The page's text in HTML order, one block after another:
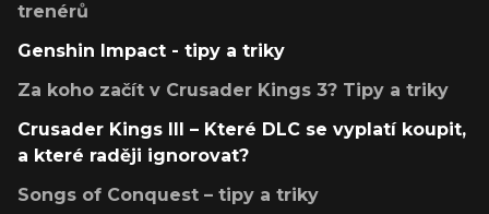
trenérů
Genshin Impact - tipy a triky
Za koho začít v Crusader Kings 3? Tipy a triky
Crusader Kings III – Které DLC se vyplatí koupit,
a které raději ignorovat?
Songs of Conquest – tipy a triky